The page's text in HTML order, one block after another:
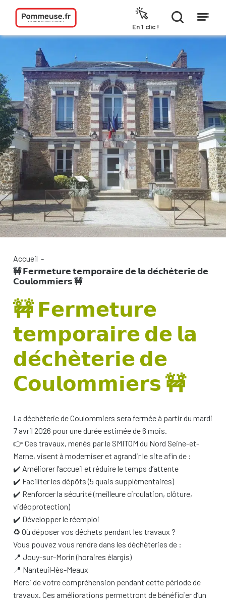
Aller au contenu
En 1 clic !
Accueil -
🚧 𝗙𝗲𝗿𝗺𝗲𝘁𝘂𝗿𝗲 𝘁𝗲𝗺𝗽𝗼𝗿𝗮𝗶𝗿𝗲 𝗱𝗲 𝗹𝗮 𝗱𝗲́𝗰𝗵𝗲̀𝘁𝗲𝗿𝗶𝗲 𝗱𝗲
𝗖𝗼𝘂𝗹𝗼𝗺𝗺𝗶𝗲𝗿𝘀 🚧
🚧 𝗙𝗲𝗿𝗺𝗲𝘁𝘂𝗿𝗲
𝘁𝗲𝗺𝗽𝗼𝗿𝗮𝗶𝗿𝗲 𝗱𝗲 𝗹𝗮
𝗱𝗲́𝗰𝗵𝗲̀𝘁𝗲𝗿𝗶𝗲 𝗱𝗲
𝗖𝗼𝘂𝗹𝗼𝗺𝗺𝗶𝗲𝗿𝘀 🚧
La déchèterie de Coulommiers sera fermée à partir du mardi
7 avril 2026 pour une durée estimée de 6 mois.
👉 Ces travaux, menés par le SMITOM du Nord Seine-et-
Marne, visent à moderniser et agrandir le site afin de :
✔️ Améliorer l’accueil et réduire le temps d’attente
✔️ Faciliter les dépôts (5 quais supplémentaires)
✔️ Renforcer la sécurité (meilleure circulation, clôture,
vidéoprotection)
✔️ Développer le réemploi
♻️ Où déposer vos déchets pendant les travaux ?
Vous pouvez vous rendre dans les déchèteries de :
📍 Jouy-sur-Morin (horaires élargis)
📍 Nanteuil-lès-Meaux
Merci de votre compréhension pendant cette période de
travaux. Ces améliorations permettront de bénéficier d’un